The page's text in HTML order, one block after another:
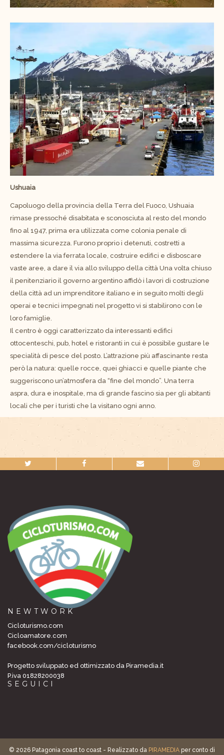
Ushuaia
Capoluogo della provincia della Terra del Fuoco, Ushuaia
rimase pressoché disabitata e sconosciuta al resto del mondo
fino al 1947, prima era utilizzata come colonia penale di
massima sicurezza. Furono proprio i detenuti, costretti a
estendere la via ferrata locale, costruire edifici e disboscare
vaste aree, a dare il via allo sviluppo della città Una volta chiuso
il penitenziario il governo argentino affidò i lavori di costruzione
della città ad un imprenditore italiano e in seguito molti degli
operai e tecnici impegnati nel progetto vi si stabilirono con le
loro famiglie.
Il centro è oggi caratterizzato da interessanti edifici
ottocenteschi, pub, hotel e ristoranti in cui è possibile gustare le
specialità di pesce del posto. L’attrazione più affascinante resta
però la natura: quelle rocce, quei ghiacci e quelle piante che
suggeriscono un’atmosfera da “fine del mondo”. Una terra
aspra, dura e inospitale, ma di grande fascino sia per gli abitanti
locali che per i turisti che la visitano ogni anno.
NEWTWORK
Cicloturismo.com
Cicloamatore.com
facebook.com/cicloturismo
Progetto sviluppato ed ottimizzato da Piramedia.it
P.iva 01828200038
SEGUICI
© 2026 Patagonia coast to coast - Realizzato da PIRAMEDIA per conto di